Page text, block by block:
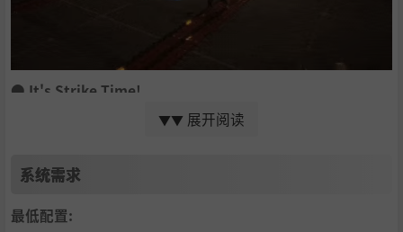
● It's Strike Time!
连续回击和恰当的反击可以快速击破敌人的防御，进入晕眩
特殊冲击等你尝试。
▼▼ 展开阅读
系统需求
最低配置: